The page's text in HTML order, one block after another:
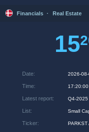
Financials · Real Estate
15
Date: 2026-
Time: 17:20:00
Latest report: Q4-2025
List: Small
Ticker: PARKST